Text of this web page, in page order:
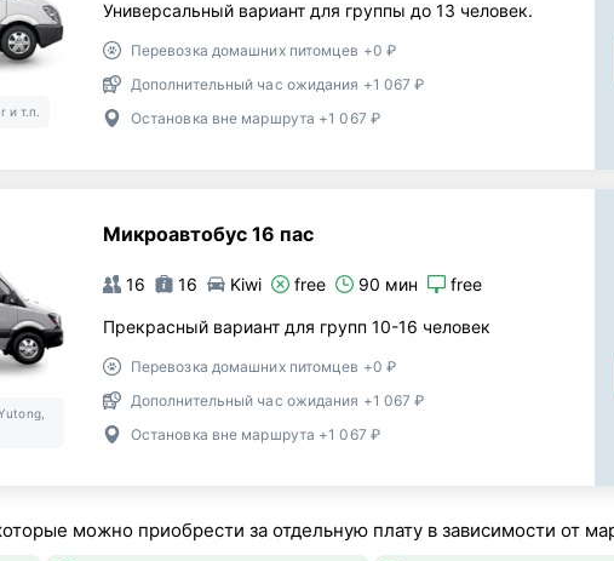
и т.п.
Универсальный вариант для группы до 13 человек.
Перевозка домашних питомцев +0 ₽
Дополнительный час ожидания +1 067 ₽
Остановка вне маршрута +1 067 ₽
Микроавтобус 16 пас
16 16 Kiwi free 90 мин free
Прекрасный вариант для групп 10-16 человек
Перевозка домашних питомцев +0 ₽
Дополнительный час ожидания +1 067 ₽
Остановка вне маршрута +1 067 ₽
можно приобрести за отдельную плату в зависимости от